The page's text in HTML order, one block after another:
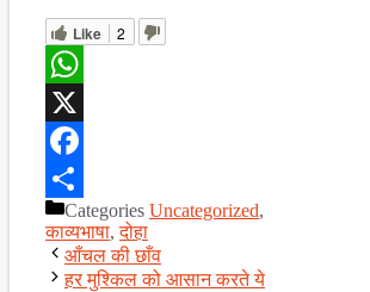
Like 2
WhatsApp
X
Facebook
ShareCategories Uncategorized,
काव्यभाषा,दोहा
आँचल की छाँव
हर मुश्किल को आसान करते ये